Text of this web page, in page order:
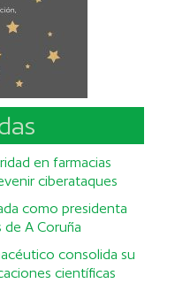
en farmacias
ciberataques
como presidenta
A Coruña
consolida su
científicas